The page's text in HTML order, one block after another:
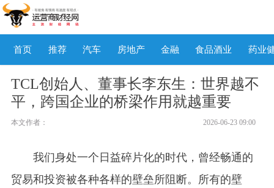
首页 推荐 汽车 房地产 金融 食品酒业 药业
TCL创始人、董事长李东生：世界越不
平，跨国企业的桥梁作用就越重要
本文作者： 2026-06-23 09:00
我们身处一个日益碎片化的时代，曾经畅通的
贸易和投资被各种各样的壁垒所阻断。所有的壁